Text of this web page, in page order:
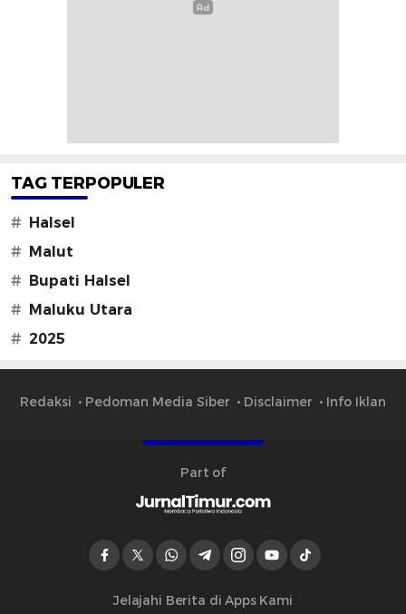
TAG TERPOPULER
#
Halsel
#
Malut
#
Bupati Halsel
#
Maluku Utara
# 2025
Redaksi Pedoman Media Siber Disclaimer Info Iklan
Part of
Jelajahi Berita di Apps Kami